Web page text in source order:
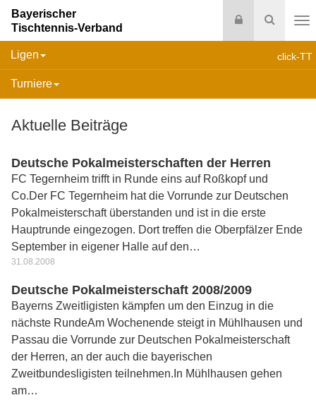
Suche
Login
Bayerischer
Tischtennis-Verband
click-TT
Ligen
Turniere
Aktuelle Beiträge
Deutsche Pokalmeisterschaften der Herren
FC Tegernheim trifft in Runde eins auf Roßkopf und
Co.Der FC Tegernheim hat die Vorrunde zur Deutschen
Pokalmeisterschaft überstanden und ist in die erste
Hauptrunde eingezogen. Dort treffen die Oberpfälzer Ende
September in eigener Halle auf den…
31.08.2008
Deutsche Pokalmeisterschaft 2008/2009
Bayerns Zweitligisten kämpfen um den Einzug in die
nächste RundeAm Wochenende steigt in Mühlhausen und
Passau die Vorrunde zur Deutschen Pokalmeisterschaft
der Herren, an der auch die bayerischen
Zweitbundesligisten teilnehmen.In Mühlhausen gehen
am…